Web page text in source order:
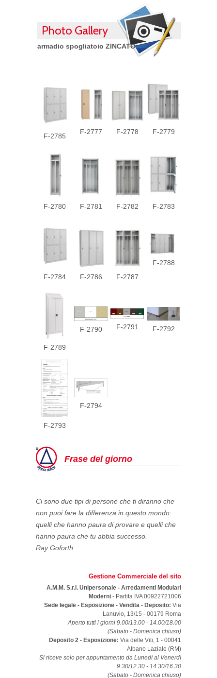
Photo Gallery
armadio spogliatoio ZINCATO
F-2785
F-2777 F-2778 F-2779
F-2780 F-2781 F-2782 F-2783
F-2784 F-2786 F-2787
F-2788
F-2789
F-2790 F-2791 F-2792
F-2793
F-2794
Frase del giorno
Ci sono due tipi di persone che ti diranno che
non puoi fare la differenza in questo mondo:
quelli che hanno paura di provare e quelli che
hanno paura che tu abbia successo.
Ray Goforth
Gestione Commerciale del sito
A.M.M. S.r.l. Unipersonale - Arredamenti Modulari
Moderni - Partita IVA 00922721006
Sede legale - Esposizione - Vendita - Deposito: Via
Lanuvio, 13/15 - 00179 Roma
Aperto tutti i giorni 9.00/13.00 - 14.00/18.00
(Sabato - Domenica chiuso)
Deposito 2 - Esposizione: Via delle Viti, 1 - 00041
Albano Laziale (RM)
Si riceve solo per appuntamento da Lunedì al Venerdì
9.30/12.30 - 14.30/16.30
(Sabato - Domenica chiuso)